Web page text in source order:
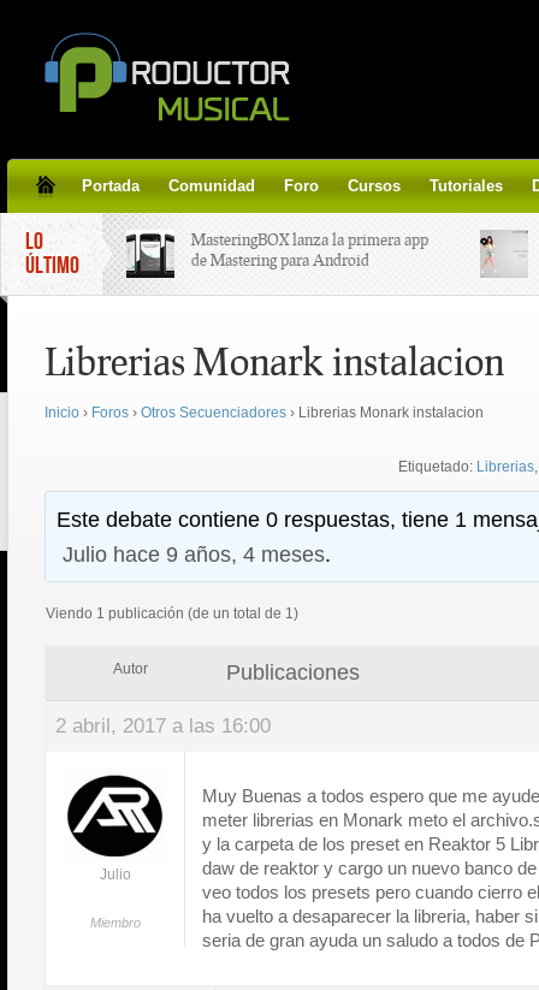
Portada Comunidad Foro Cursos Tutoriales
LO
ÚLTIMO
MasteringBOX lanza la primera app
de Mastering para Android
line gratis!
Korg lanza SDD-3000, el nuevo
Tutorial de CLA Effects, aprende a
aplicar efectos a tus voces.
Librerias Monark instalacion
Inicio › Foros › Otros Secuenciadores › Librerias Monark instalacion
Etiquetado: Librerias
Este debate contiene 0 respuestas, tiene 1
Julio hace 9 años, 4 meses.
Viendo 1 publicación (de un total de 1)
Autor Publicaciones
2 abril, 2017 a las 16:00
Julio
Miembro
Muy Buenas a todos espero que me
meter librerias en Monark meto el
y la carpeta de los preset en Reaktor 5
daw de reaktor y cargo un nuevo banco
veo todos los presets pero cuando cierro
ha vuelto a desaparecer la libreria, haber
seria de gran ayuda un saludo a todos de